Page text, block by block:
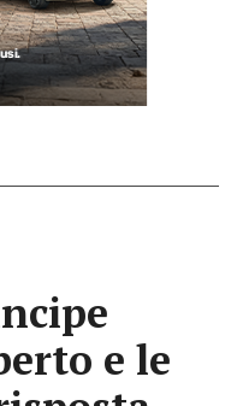
e le